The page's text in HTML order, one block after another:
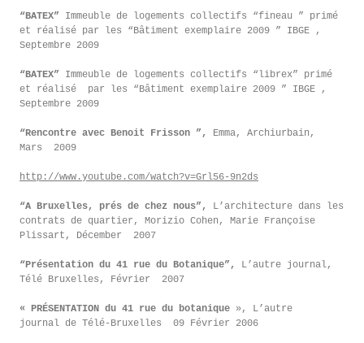
“BATEX” Immeuble de logements collectifs “fineau ” primé
et réalisé par les “Bâtiment exemplaire 2009 ” IBGE ,
Septembre 2009
“BATEX” Immeuble de logements collectifs “librex” primé
et réalisé par les “Bâtiment exemplaire 2009 ” IBGE ,
Septembre 2009
“Rencontre avec Benoit Frisson ”, Emma, Archiurbain,
Mars 2009
http://www.youtube.com/watch?v=Grl56-9n2ds
“A Bruxelles, prés de chez nous”, L’architecture dans les
contrats de quartier, Morizio Cohen, Marie Françoise
Plissart, Décember 2007
“Présentation du 41 rue du Botanique”, L’autre journal,
Télé Bruxelles, Février 2007
« PRÉSENTATION du 41 rue du botanique », L’autre
journal de Télé-Bruxelles 09 Février 2006